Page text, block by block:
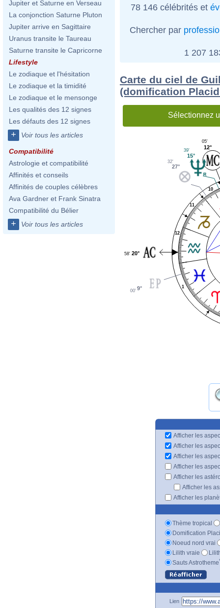
Jupiter et Saturne en Verseau
La conjonction Saturne Pluton
Jupiter arrive en Sagittaire
Uranus transite le Taureau
Saturne transite le Capricorne
Lifestyle
Le zodiaque et l'hésitation
Le zodiaque et la timidité
Le zodiaque et le mensonge
Les qualités des 12 signes
Les défauts des 12 signes
+ Voir tous les articles
Compatibilité
Astrologie et compatibilité
Affinités et conseils
Affinités de couples célèbres
Ava Gardner et Frank Sinatra
Compatibilité du Bélier
+ Voir tous les articles
78 146 célébrités et
Chercher par
1 207
Carte du ciel de
(domification
Sélectionnez
1
10
11
12
12°
05'
15°
39'
27°
32'
20°
58'
9°
00'
Afficher les
Afficher les
Afficher les
Afficher les
Afficher les
Afficher les
Afficher les
Thème tropical
Domification
Noeud nord vrai
Lilith vraie
Sauts Astrotheme
Lien